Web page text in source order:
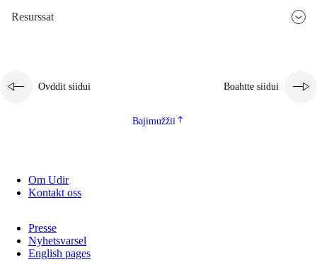
Resurssat
Ovddit siidui Boahtte siidui
Bajimužžii
Om Udir
Kontakt oss
Presse
Nyhetsvarsel
English pages